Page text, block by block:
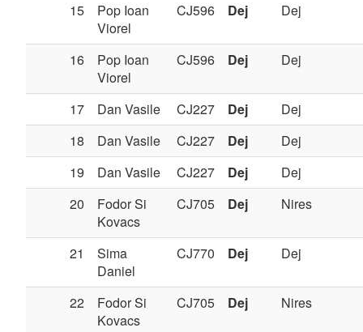
15
Pop Ioan
Viorel
CJ596 Dej Dej
16
Pop Ioan
Viorel
CJ596 Dej Dej
17 Dan Vasile CJ227 Dej
Dej
18
Dan Vasile CJ227 Dej
Dej
19
Dan Vasile CJ227 Dej
Dej
20
Fodor Si
Kovacs
CJ705 Dej Nires
21
Sima
Daniel
CJ770 Dej Dej
22
Fodor Si
Kovacs
CJ705 Dej Nires